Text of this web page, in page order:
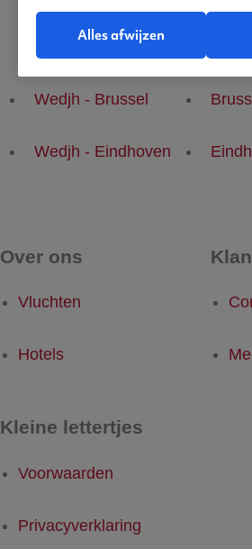
Populaire
Wedjh - Brussel
Wedjh - Eindhoven
Over ons
Vluchten
Hotels
Kleine lettertjes
Voorwaarden
Privacyverklaring
Alles afwijzen